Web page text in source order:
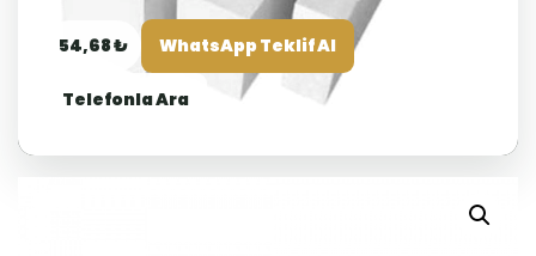
54,68 ₺ WhatsApp Teklif Al
Telefonla Ara